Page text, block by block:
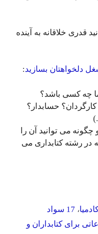
قدری خلاقانه به آینده
دلخواهتان بسازید:
چه کسی باشد؟
حسابدار؟
می توانید آن را
در رشته کتابداری می
،
17 سواد
برای کتابداران و